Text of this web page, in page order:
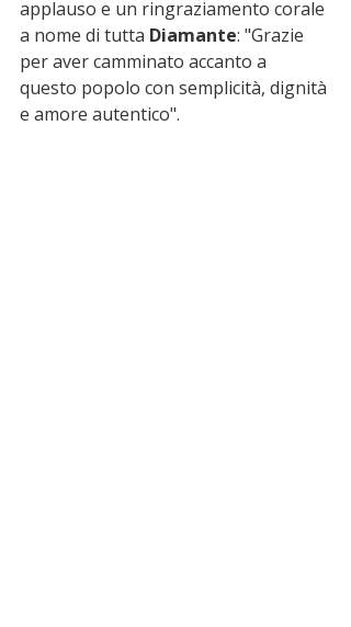
applauso e un ringraziamento corale
a nome di tutta Diamante: "Grazie
per aver camminato accanto a
questo popolo con semplicità, dignità
e amore autentico".